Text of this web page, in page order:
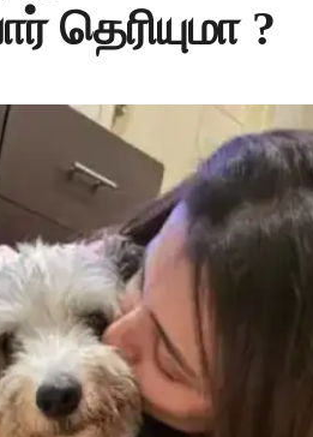
தெரியுமா ?